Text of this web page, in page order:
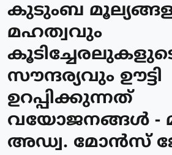
കുടുംബ
മഹത്വവും
സൗന്ദര്യവും ഊട്ടി
ഉറപ്പിക്കുന്നത്
വയോജനങ്ങള്‍ -
അഡ്വ. മോന്‍സ്